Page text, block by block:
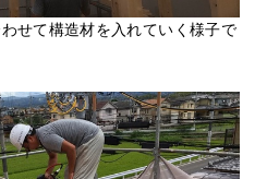
せて構造材を入れていく様子で